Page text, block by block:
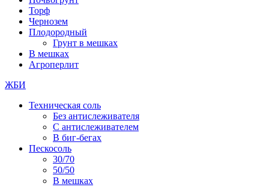
Торф
Чернозем
Плодородный
Грунт в мешках
В мешках
Агроперлит
ЖБИ
Техническая соль
Без антислеживателя
С антислеживателем
В биг-бегах
Пескосоль
30/70
50/50
В мешках